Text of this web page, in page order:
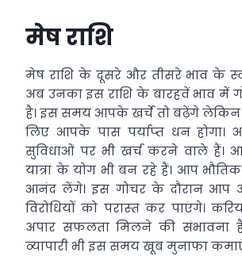
मेष राशि
मेष राशि के दूसरे और तीसरे भाव के
अब उनका इस राशि के बारहवें भाव में
है। इस समय आपके खर्चे तो बढ़ेंगे
लिए आपके पास पर्याप्‍त धन
सुविधाओं पर भी खर्च करने वाले हैं।
यात्रा के योग भी बन रहे हैं। आप
आनंद लेंगे। इस गोचर के दौरान आप
विरोधियों को परास्‍त कर पाएंगे।
अपार सफलता मिलने की संभावना
व्‍यापारी भी इस समय खूब मुनाफा